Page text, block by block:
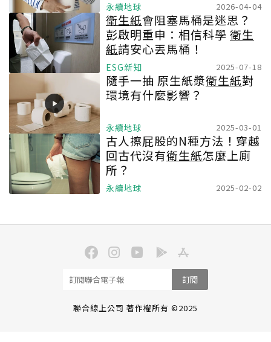
永續地球 2026-04-04
衛生紙會阻塞馬桶是迷思？
彭啟明重申：相信科學 衛生
紙請安心丟馬桶！
ESG新知 2025-07-18
隨手一抽 原生紙漿衛生紙對
環境有什麼影響？
永續地球 2025-03-01
古人擦屁股的N種方法！穿越
回古代沒有衛生紙怎麼上廁
所？
永續地球 2025-02-02
訂閱
聯合線上公司 著作權所有 ©2025